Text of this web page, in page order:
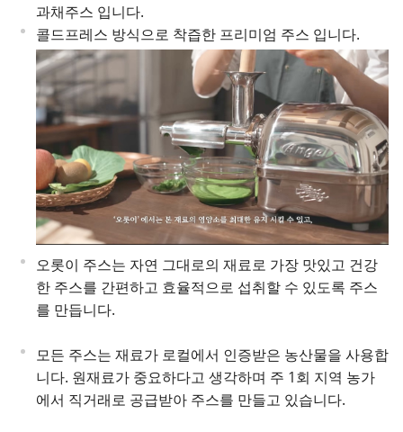
과채주스 입니다.
콜드프레스 방식으로 착즙한 프리미엄 주스 입니다.
오롯이 주스는 자연 그대로의 재료로 가장 맛있고 건강
한 주스를 간편하고 효율적으로 섭취할 수 있도록 주스
를 만듭니다.
모든 주스는 재료가 로컬에서 인증받은 농산물을 사용합
니다. 원재료가 중요하다고 생각하며 주 1회 지역 농가
에서 직거래로 공급받아 주스를 만들고 있습니다.